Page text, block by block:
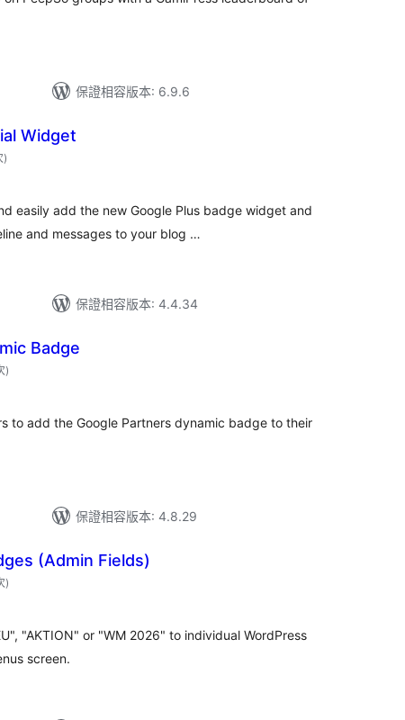
保證相容版本: 6.9.6
Widget
評
分)
easily add the new Google Plus badge widget and
and messages to your blog …
保證相容版本: 4.4.34
Badge
評
分)
to add the Google Partners dynamic badge to their
保證相容版本: 4.8.29
(Admin Fields)
評
分)
"AKTION" or "WM 2026" to individual WordPress
screen.